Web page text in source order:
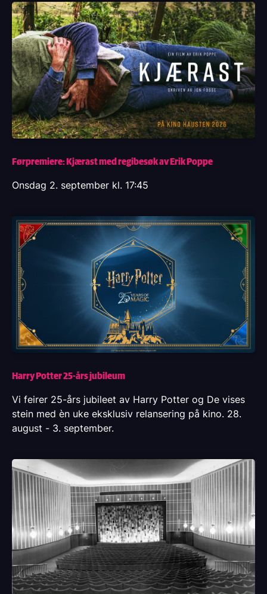
Førpremiere: Kjærast med regibesøk av Erik Poppe
Onsdag 2. september kl. 17:45
Harry Potter 25-års jubileum
Vi feirer 25-års jubileet av Harry Potter og De vises
stein med èn uke eksklusiv relansering på kino. 28.
august - 3. september.